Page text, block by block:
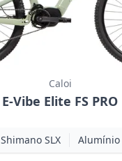
Caloi
E-Vibe Elite FS PRO
Shimano SLX Alumínio